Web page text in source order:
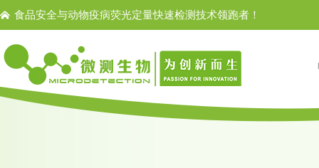
食品安全与动物疫病荧光定量快速检测技术领跑者！